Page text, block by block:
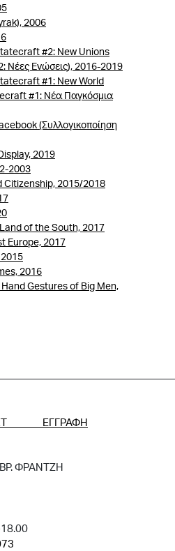
2006
#2: New Unions
Νέες Ενώσεις), 2016-2019
#1: New World
#1: Νέα Παγκόσμια
(Συλλογικοποίηση
2019
2003
Citizenship, 2015/2018
of the South, 2017
Europe, 2017
2016
Gestures of Big Men,
ΕΜΣΤ ΕΓΓΡΑΦΗ
ΦΡΑΝΤΖΗ